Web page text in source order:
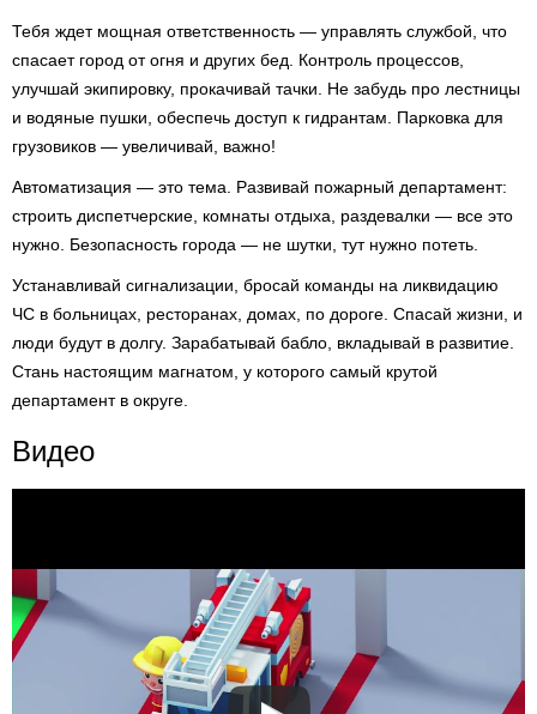
Тебя ждет мощная ответственность — управлять службой, что
спасает город от огня и других бед. Контроль процессов,
улучшай экипировку, прокачивай тачки. Не забудь про лестницы
и водяные пушки, обеспечь доступ к гидрантам. Парковка для
грузовиков — увеличивай, важно!
Автоматизация — это тема. Развивай пожарный департамент:
строить диспетчерские, комнаты отдыха, раздевалки — все это
нужно. Безопасность города — не шутки, тут нужно потеть.
Устанавливай сигнализации, бросай команды на ликвидацию
ЧС в больницах, ресторанах, домах, по дороге. Спасай жизни, и
люди будут в долгу. Зарабатывай бабло, вкладывай в развитие.
Стань настоящим магнатом, у которого самый крутой
департамент в округе.
Видео